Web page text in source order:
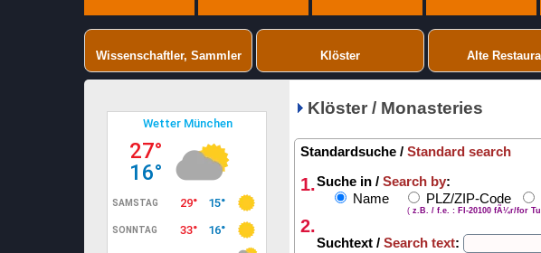
Wissenschaftler, Sammler Klöster Alte
Klöster / Monasteries
Standardsuche / Standard search
1.Suche in / Search by:
Name
PLZ/ZIP-Code
( z.B. / f.e. : FI-20100 fÃ¼r/for
2.
Suchtext / Search text: